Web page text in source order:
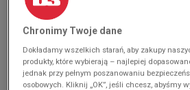
Zmień treść
Spróbuj użyć mniejszej ilości
istotne).
Chronimy Twoje dane
Dokładamy wszelkich starań, aby zakupy
produkty, które wybierają – najlepiej
jednak przy pełnym poszanowaniu
osobowych. Kliknij „OK”, jeśli chcesz, abyśmy